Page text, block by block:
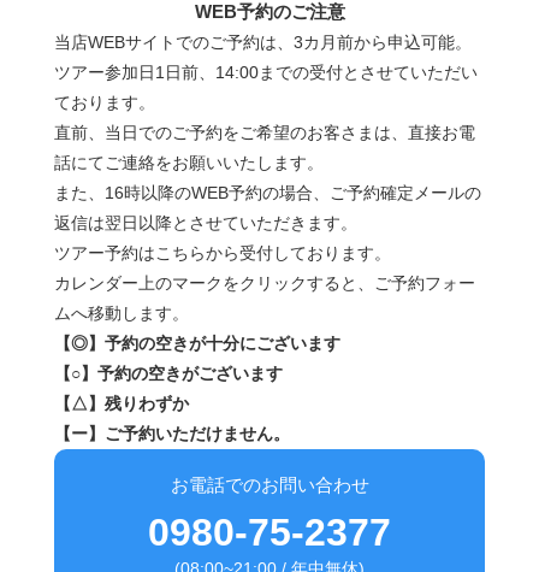
WEB予約のご注意
当店WEBサイトでのご予約は、3カ月前から申込可能。
ツアー参加日1日前、14:00までの受付とさせていただい
ております。
直前、当日でのご予約をご希望のお客さまは、直接お電
話にてご連絡をお願いいたします。
また、16時以降のWEB予約の場合、ご予約確定メールの
返信は翌日以降とさせていただきます。
ツアー予約はこちらから受付しております。
カレンダー上のマークをクリックすると、ご予約フォー
ムへ移動します。
【◎】予約の空きが十分にございます
【○】予約の空きがございます
【△】残りわずか
【ー】ご予約いただけません。
お電話でのお問い合わせ
0980-75-2377